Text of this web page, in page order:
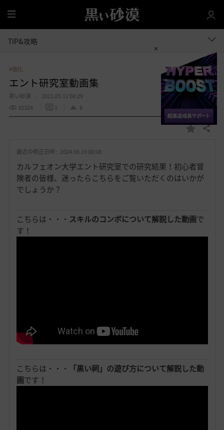
全
体
TIP&攻略
#強化
エント研究室動画集
黒い砂漠
2021.05.12 08:29
32324
1 8
お
入
り
共有する
最近の修正日時 : 2024.06.19 08:08
カルフェオン大学エント研究室での研究結果！初心者冒
険者の皆様、迷ったらこちらをご覧いただくのはいかが
でしょうか？
こちらは・・・ スキルのコンボについて解説した動画で
す！
こちらは・・・
「黒い祠」の遊び方について解説した動
画です！